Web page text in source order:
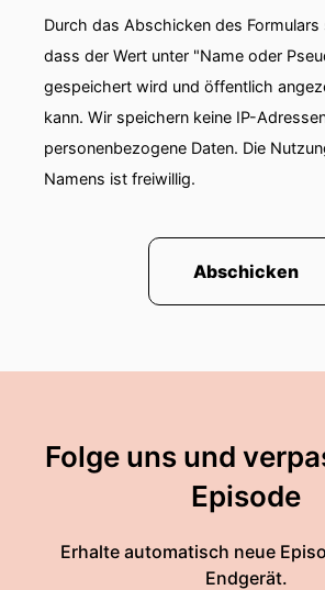
Durch das Abschicken des
dass der Wert unter "Name oder
gespeichert wird und öffentlich
kann. Wir speichern keine IP-
personenbezogene Daten. Die
Namens ist freiwillig.
Abschicken
Folge uns und
Episode
Erhalte automatisch neue
Endgerät.